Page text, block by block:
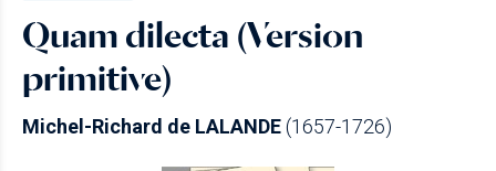
Quam dilecta (Version
primitive)
Michel-Richard de LALANDE(1657-1726)